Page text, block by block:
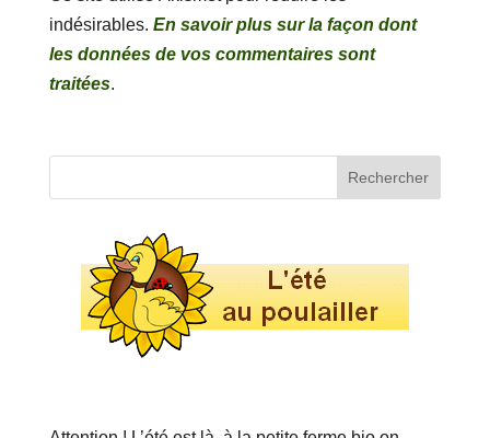
indésirables. En savoir plus sur la façon dont
les données de vos commentaires sont
traitées.